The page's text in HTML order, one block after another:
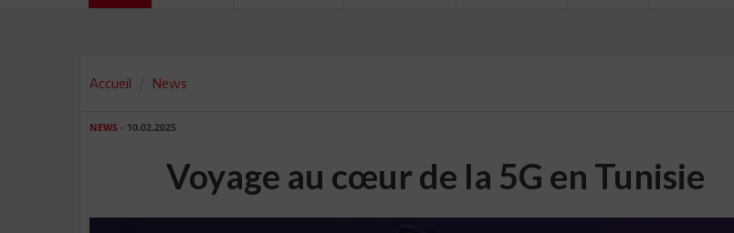
Accueil News
NEWS - 10.02.2025
Voyage au cœur de la 5G en Tunisie